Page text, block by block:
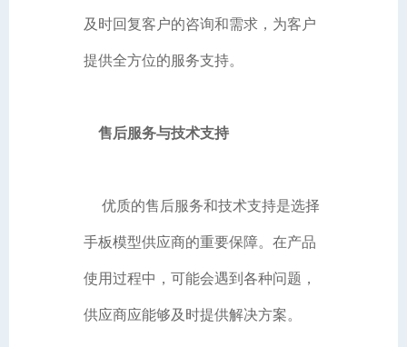
及时回复客户的咨询和需求，为客户
提供全方位的服务支持。
售后服务与技术支持
优质的售后服务和技术支持是选择
手板模型供应商的重要保障。在产品
使用过程中，可能会遇到各种问题，
供应商应能够及时提供解决方案。